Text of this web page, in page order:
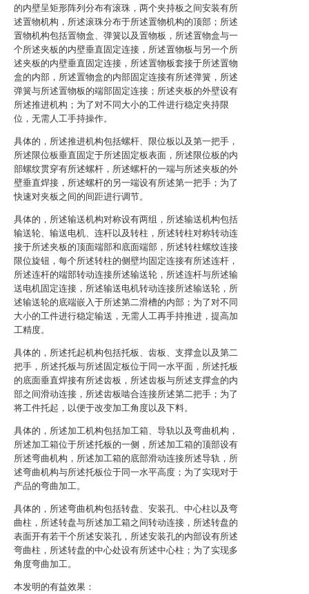
的内壁呈矩形阵列分布有滚珠，两个夹持板之间安装有所
述置物机构，所述滚珠分布于所述置物机构的顶部；所述
置物机构包括置物盒、弹簧以及置物板，所述置物盒与一
个所述夹板的内壁垂直固定连接，所述置物板与另一个所
述夹板的内壁垂直固定连接，所述置物板套接于所述置物
盒的内部，所述置物盒的内部固定连接有所述弹簧，所述
弹簧与所述置物板的端部固定连接；所述夹板的外壁设有
所述推进机构；为了对不同大小的工件进行稳定夹持限
位，无需人工手持操作。
具体的，所述推进机构包括螺杆、限位板以及第一把手，
所述限位板垂直固定于所述固定板表面，所述限位板的内
部螺纹贯穿有所述螺杆，所述螺杆的一端与所述夹板的外
壁垂直焊接，所述螺杆的另一端设有所述第一把手；为了
快速对夹板之间的间距进行调节。
具体的，所述输送机构对称设有两组，所述输送机构包括
输送轮、输送电机、连杆以及转柱，所述转柱对称转动连
接于所述夹板的顶面端部和底面端部，所述转柱螺纹连接
限位旋钮，每个所述转柱的侧壁均固定连接有所述连杆，
所述连杆的端部转动连接所述输送轮，所述连杆与所述输
送电机固定连接，所述输送电机转动连接所述输送轮，所
述输送轮的底端嵌入于所述第二滑槽的内部；为了对不同
大小的工件进行稳定输送，无需人工再手持推进，提高加
工精度。
具体的，所述托起机构包括托板、齿板、支撑盒以及第二
把手，所述托板与所述固定板位于同一水平面，所述托板
的底面垂直焊接有所述齿板，所述齿板与所述支撑盒的内
部之间滑动连接，所述齿板啮合连接所述第二把手；为了
将工件托起，以便于改变加工角度以及下料。
具体的，所述加工机构包括加工箱、导轨以及弯曲机构，
所述加工箱位于所述托板的一侧，所述加工箱的顶部设有
所述弯曲机构，所述加工箱的底部滑动连接所述导轨，所
述弯曲机构与所述托板位于同一水平高度；为了实现对于
产品的弯曲加工。
具体的，所述弯曲机构包括转盘、安装孔、中心柱以及弯
曲柱，所述转盘与所述加工箱之间转动连接，所述转盘的
表面开有若干个所述安装孔，所述安装孔的内部设有所述
弯曲柱，所述转盘的中心处设有所述中心柱；为了实现多
角度弯曲加工。
本发明的有益效果：